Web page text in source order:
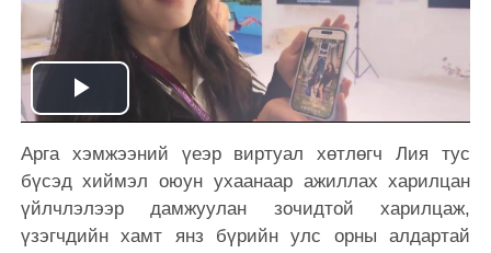
Play
Video
Арга хэмжээний үеэр виртуал хөтлөгчЛия тус
бүсэдхиймэл оюун ухаанаар ажиллах харилцан
үйлчлэлээр дамжуулан зочидтой харилцаж,
үзэгчдийн хамт янз бүрийн улс орны алдартай